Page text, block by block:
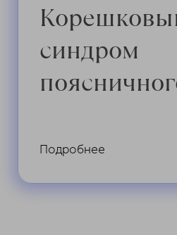
синдром
Подробнее